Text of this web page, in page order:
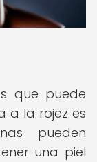
que puede
a la rojez es
pueden
una piel